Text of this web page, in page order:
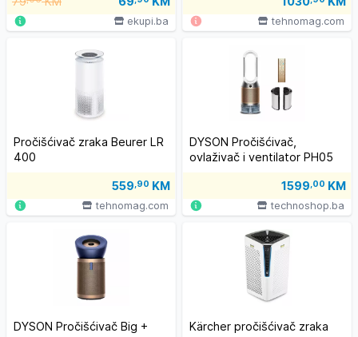
ekupi.ba tehnomag.com
Pročišćivač zraka Beurer LR
400
559,90 KM
tehnomag.com
DYSON Pročišćivač,
ovlaživač i ventilator PH05
De-NOx White/Gold
1599,00 KM
technoshop.ba
DYSON Pročišćivač Big +
Kärcher pročišćivač zraka